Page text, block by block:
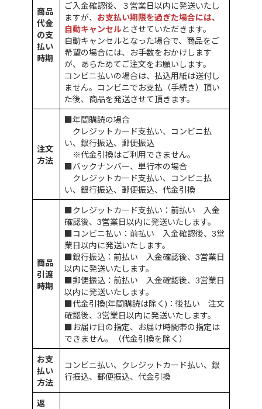
商品
代金
の支
払い
時期
ご入金確認後、３営業日以内に発送いたし
ますが、 お支払い期限を過ぎた場合には、
自動キャンセルとさせていただきます。
自動キャンセルとなった場合で、商品をご
希望の場合には、お手数をおかけします
が、あらためてご注文をお願いします。
コンビニ払いの場合は、払込用紙は送付し
ません。コンビニでお支払（手続き）頂い
た後、商品を発送させて頂きます。
注文
方法
■年間購読の場合
クレジットカード支払い、コンビニ払
い、銀行振込、郵便振込
※代金引換はご利用できません。
■バックナンバー、単行本の場合
クレジットカード支払い、コンビニ払
い、銀行振込、郵便振込、代金引換
商品
引渡
時期
■クレジットカード支払い：前払い 入金
確認後、3営業日以内に発送いたします。
■コンビニ払い：前払い 入金確認後、3営
業日以内に発送いたします。
■銀行振込：前払い 入金確認後、3営業日
以内に発送いたします。
■郵便振込：前払い 入金確認後、3営業日
以内に発送いたします。
■代金引換(年間購読は除く)：後払い 注文
確認後、3営業日以内に発送いたします。
■お届け日の指定、お届け時間帯の指定は
できません。（代金引換を除く）
お支
払い
方法
コンビニ払い、クレジットカード払い、銀
行振込、郵便振込、代金引換
返